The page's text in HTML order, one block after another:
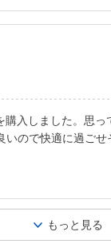
購入しました。思っ
いので快適に過ごせ
もっと見る